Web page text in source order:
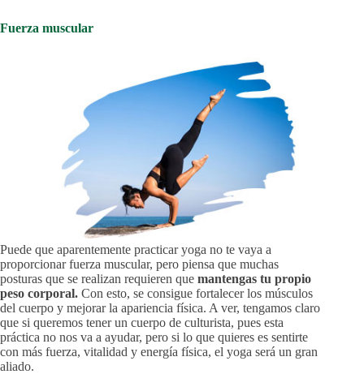
Fuerza muscular
Puede que aparentemente practicar yoga no te vaya a
proporcionar fuerza muscular, pero piensa que muchas
posturas que se realizan requieren que mantengas tu propio
peso corporal. Con esto, se consigue fortalecer los músculos
del cuerpo y mejorar la apariencia física. A ver, tengamos claro
que si queremos tener un cuerpo de culturista, pues esta
práctica no nos va a ayudar, pero si lo que quieres es sentirte
con más fuerza, vitalidad y energía física, el yoga será un gran
aliado.